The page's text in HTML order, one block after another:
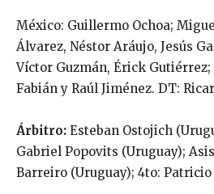
México: Guillermo Ochoa;
Álvarez, Néstor Aráujo, Jesús
Víctor Guzmán, Érick
Fabián y Raúl Jiménez. DT:
Árbitro: Esteban Ostojich
Gabriel Popovits (Uruguay);
Barreiro (Uruguay); 4to: